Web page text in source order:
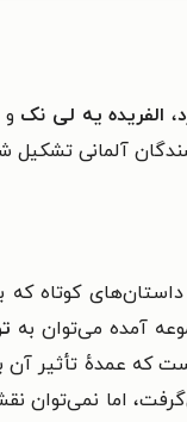
، الفریده یه لی نک و
آلمانی
آمده می‌توان به
اما